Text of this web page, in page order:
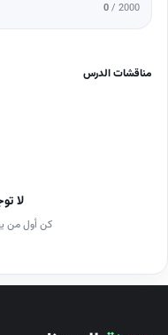
0/ 2000
مناقشات الدرس
لا
كن أول من